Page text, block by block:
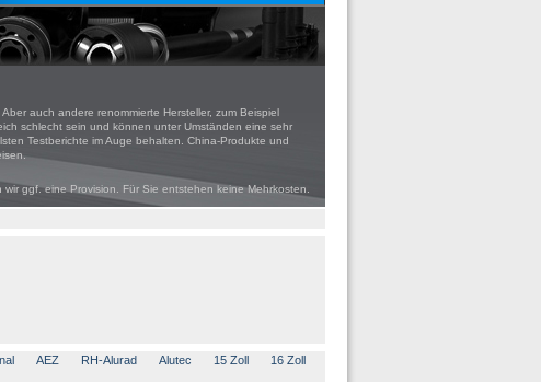
auch andere renommierte Hersteller, zum Beispiel
schlecht sein und können unter Umständen eine sehr
Testberichte im Auge behalten. China-Produkte und
ggf. eine Provision. Für Sie entstehen keine Mehrkosten.
AEZ RH-Alurad Alutec 15 Zoll
16 Zoll